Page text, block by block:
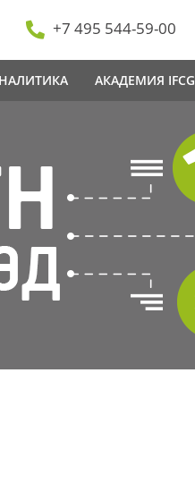
+7 495 544-59-00
АКАДЕМИЯ IFCG